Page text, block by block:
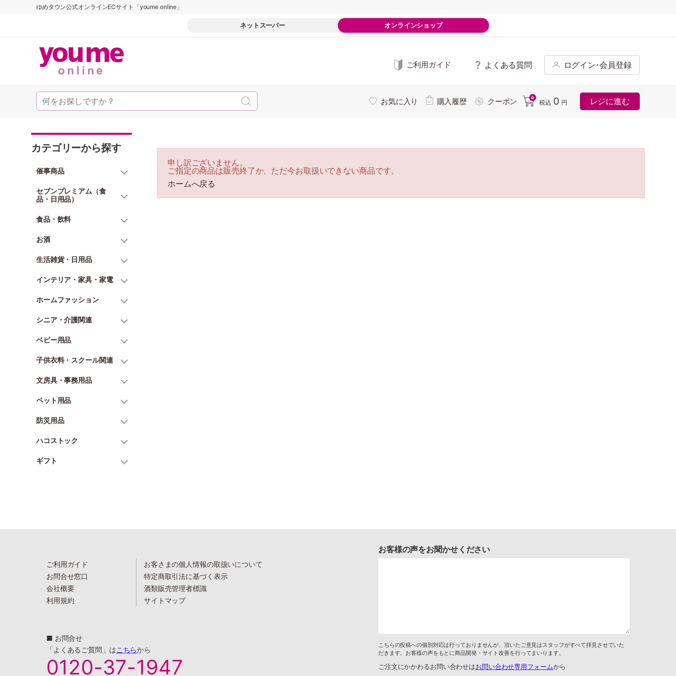
ゆめタウン公式オンラインECサイト「youme online」
ネットスーパー オンラインショップ
ご利用ガイド よくある質問 ログイン･会員登録
お気に入り 購入履歴 クーポン 0
税込 0 円 レジに進む
カテゴリーから探す
催事商品
セブンプレミアム（食
品・日用品）
食品・飲料
お酒
生活雑貨・日用品
インテリア・家具・家電
ホームファッション
シニア・介護関連
ベビー用品
子供衣料・スクール関連
文房具・事務用品
ペット用品
防災用品
ハコストック
ギフト
申し訳ございません。
ご指定の商品は販売終了か、ただ今お取扱いできない商品です。
ホームへ戻る
ご利用ガイド
お問合せ窓口
会社概要
利用規約
お客さまの個人情報の取扱いについて
特定商取引法に基づく表示
酒類販売管理者標識
サイトマップ
■ お問合せ
「よくあるご質問」はこちらから
0120-37-1947
お客様の声をお聞かせください
こちらの投稿への個別対応は行っておりませんが、頂いたご意見はスタッフがすべて拝見させていた
だきます。お客様の声をもとに商品開発・サイト改善を行ってまいります。
ご注文にかかわるお問い合わせはお問い合わせ専用フォームから